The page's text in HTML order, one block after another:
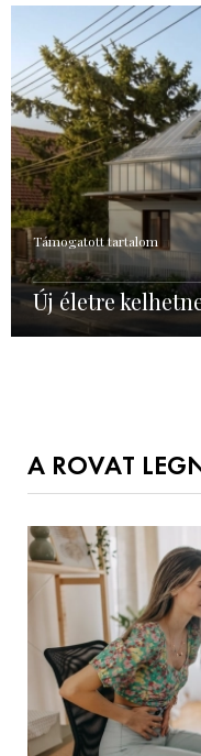
Támogatott tartalom
Új életre
A ROVAT